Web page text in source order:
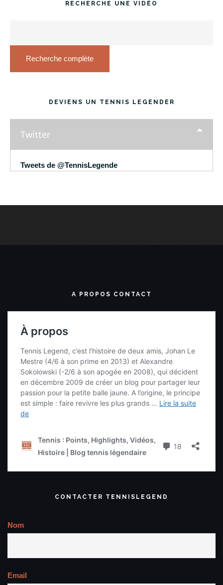
RECHERCHE UNE VIDÉO
Recherche complète
DEVIENS UN TENNIS LEGENDER
Twitter
Tweets de @TennisLegende
A PROPOS CONTACT
CONTACTER TENNISLEGEND
Nom
Email